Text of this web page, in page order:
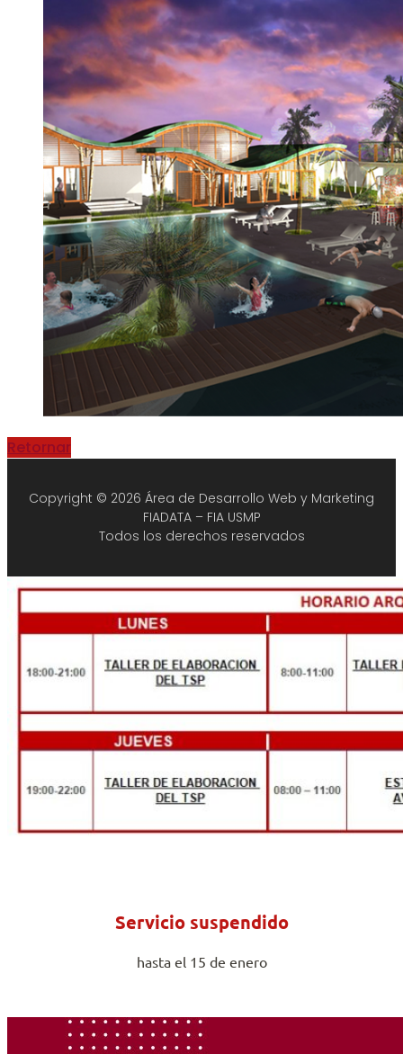
Retornar
Copyright © 2026 Área de Desarrollo Web y Marketing
FIADATA – FIA USMP
Todos los derechos reservados
Servicio suspendido
hasta el 15 de enero